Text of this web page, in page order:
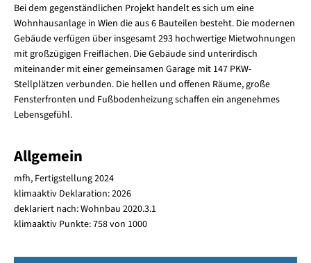
Bei dem gegenständlichen Projekt handelt es sich um eine
Wohnhausanlage in Wien die aus 6 Bauteilen besteht. Die modernen
Gebäude verfügen über insgesamt 293 hochwertige Mietwohnungen
mit großzügigen Freiflächen. Die Gebäude sind unterirdisch
miteinander mit einer gemeinsamen Garage mit 147 PKW-
Stellplätzen verbunden. Die hellen und offenen Räume, große
Fensterfronten und Fußbodenheizung schaffen ein angenehmes
Lebensgefühl.
Allgemein
mfh, Fertigstellung 2024
klimaaktiv Deklaration: 2026
deklariert nach: Wohnbau 2020.3.1
klimaaktiv Punkte: 758 von 1000